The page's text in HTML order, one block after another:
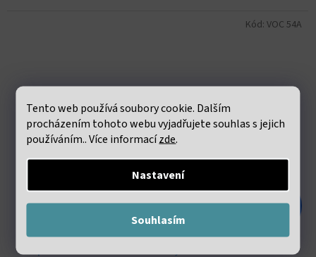
Tento web používá soubory cookie. Dalším
procházením tohoto webu vyjadřujete souhlas s jejich
používáním.. Více informacízde.
Nastavení
Souhlasím
187 Kč
Kód: VOC 54A